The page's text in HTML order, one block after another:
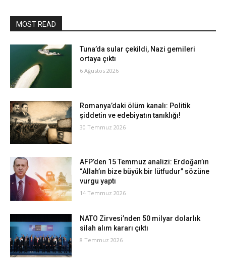
MOST READ
Tuna’da sular çekildi, Nazi gemileri
ortaya çıktı
6 Ağustos 2026
Romanya’daki ölüm kanalı: Politik
şiddetin ve edebiyatın tanıklığı!
30 Temmuz 2026
AFP’den 15 Temmuz analizi: Erdoğan’ın
“Allah’ın bize büyük bir lütfudur” sözüne
vurgu yaptı
14 Temmuz 2026
NATO Zirvesi’nden 50 milyar dolarlık
silah alım kararı çıktı
8 Temmuz 2026